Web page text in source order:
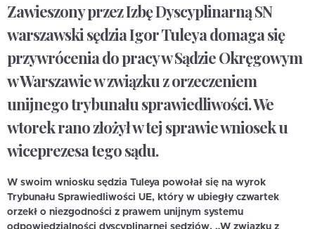
Zawieszony przez Izbę Dyscyplinarną SN
warszawski sędzia Igor Tuleya domaga się
przywrócenia do pracy w Sądzie Okręgowym
w Warszawie w związku z orzeczeniem
unijnego trybunału sprawiedliwości. We
wtorek rano złożył w tej sprawie wniosek u
wiceprezesa tego sądu.
W swoim wniosku sędzia Tuleya powołał się na wyrok
Trybunału Sprawiedliwości UE, który w ubiegły czwartek
orzekł o niezgodności z prawem unijnym systemu
odpowiedzialności dyscyplinarnej sędziów. „W związku z